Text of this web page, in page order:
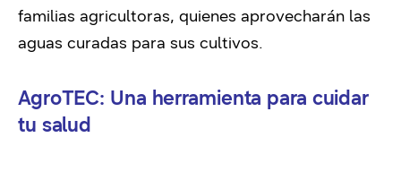
familias agricultoras, quienes aprovecharán las
aguas curadas para sus cultivos.
AgroTEC: Una herramienta para cuidar
tu salud